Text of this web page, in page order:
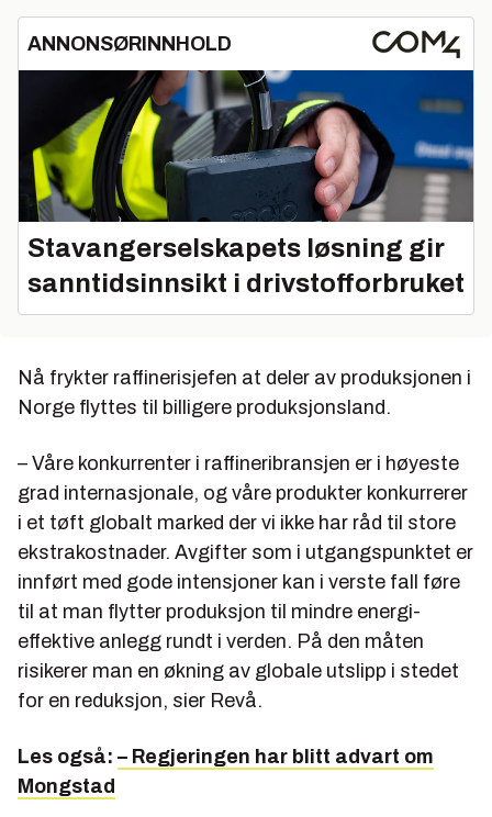
ANNONSØRINNHOLD
Stavangerselskapets løsning gir
sanntidsinnsikt i drivstofforbruket
Nå frykter raffinerisjefen at deler av produksjonen i
Norge flyttes til billigere produksjonsland.
– Våre konkurrenter i raffineribransjen er i høyeste
grad internasjonale, og våre produkter konkurrerer
i et tøft globalt marked der vi ikke har råd til store
ekstrakostnader. Avgifter som i utgangspunktet er
innført med gode intensjoner kan i verste fall føre
til at man flytter produksjon til mindre energi-
effektive anlegg rundt i verden. På den måten
risikerer man en økning av globale utslipp i stedet
for en reduksjon, sier Revå.
Les også: – Regjeringen har blitt advart om
Mongstad